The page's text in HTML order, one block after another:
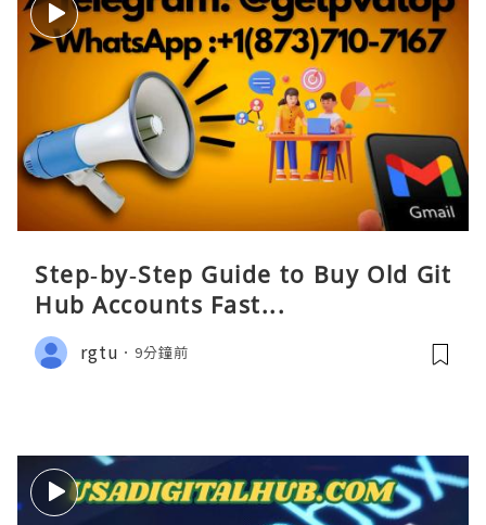
Step‑by‑Step Guide to Buy Old Git
Hub Accounts Fast...
rgtu 9分鐘前